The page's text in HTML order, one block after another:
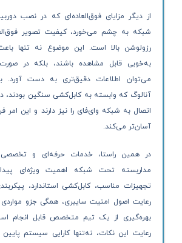
از دیگر مزایای فوق‌العاده‌ای که در نصب
شبکه به چشم می‌خورد، کیفیت تصویر
رزولوشن بالا است. این موضوع نه تنها
به‌خوبی قابل مشاهده باشند، بلکه در
می‌توان اطلاعات دقیق‌تری به دست آورد.
اتصال به شبکه وای‌فای را نیز دارند و این امر
آسان‌تر می‌کند.
در همین راستا، خدمات حرفه‌ای و
مداربسته تحت شبکه اهمیت ویژه‌ای
تجهیزات مناسب، کابل‌کشی استاندارد،
رعایت اصول امنیت سایبری، همگی جزو
بهره‌گیری از یک تیم متخصص قابل انجام
رعایت این نکات، نه‌تنها کارایی سیستم